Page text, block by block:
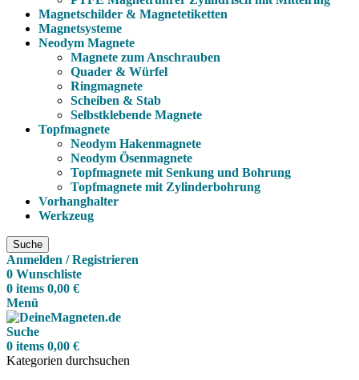
Magnetschilder & Magnetetiketten
Magnetsysteme
Neodym Magnete
Magnete zum Anschrauben
Quader & Würfel
Ringmagnete
Scheiben & Stab
Selbstklebende Magnete
Topfmagnete
Neodym Hakenmagnete
Neodym Ösenmagnete
Topfmagnete mit Senkung und Bohrung
Topfmagnete mit Zylinderbohrung
Vorhanghalter
Werkzeug
Suche
Anmelden / Registrieren
0 Wunschliste
0 items 0,00 €
Menü
Suche
0 items 0,00 €
Kategorien durchsuchen